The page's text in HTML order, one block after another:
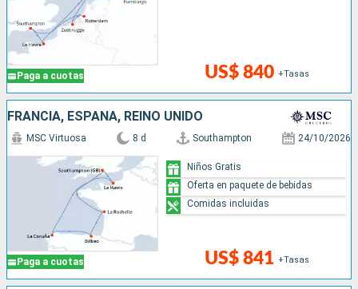
Paga a cuotas US$ 840 +Tasas
FRANCIA, ESPAÑA, REINO UNIDO
Paga a cuotas
MSC Virtuosa 8 d Southampton 24/10/2026
US$ 841 +Tasas
Niños Gratis
Oferta en paquete de bebidas
Comidas incluidas